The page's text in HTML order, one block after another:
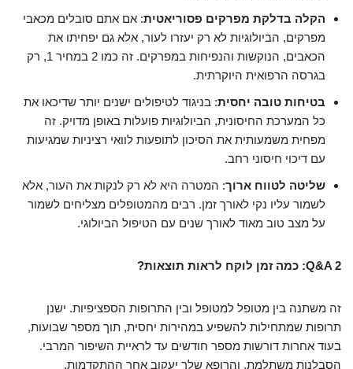
הקלה בדלקת מפרקים פסוריאטית: אם אתם סובלים מכאבי
מפרקים, הביולוגיות לא רק יעזרו לעור, אלא גם יפחיתו את
הכאבים, הנוקשות והנפיחות במפרקים. זה כמו 2 במחיר 1, רק
בגרסה הרפואית היוקרתית.
בטיחות טובה יחסית: בניגוד לטיפולים ישנים יותר שדיכאו את
כל המערכת החיסונית, הביולוגיות פועלות באופן מדויק. זה
מפחית משמעותית את הסיכון לתופעות לוואי רציניות שמגיעות
עם דיכוי חיסוני רחב.
שליטה לטווח ארוך: המטרה היא לא רק לנקות את העור, אלא
לשמור עליו נקי לאורך זמן. רבים מהמטופלים מצליחים לשמור
על מצב טוב מאוד לאורך שנים עם הטיפול הביולוגי.
Q&A 2: כמה זמן לוקח לראות תוצאות?
זה משתנה בין מטופל למטופל ובין התרופות הספציפיות. ישנן
תרופות שמתחילות להשפיע במהירות יחסית, תוך מספר שבועות,
בעוד אחרות דורשות מספר חודשים עד לראיית השיפור המרבי.
הסבלנות משתלמת, והרופא שלך יעקוב אחר ההתקדמות.